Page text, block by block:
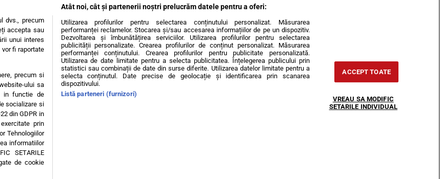
, sună la 0741226226 sau trimite mail la pont@cancan.ro
Știri interne Știri externe Politică
Diete Insula Iubirii Dictionar de vise LIFE STYLE Horoscop
Politica de confidențialitate
dvs., precum
accepta sau
unui interes
fi raportate
precum si
ului sa
in functie de
socializare si
din GDPR in
prin
Tehnologiilor
informatiilor
SETARILE
de cookie
Atât noi, cât și partenerii noștri prelucrăm datele pentru a oferi:
Utilizarea profilurilor pentru selectarea conținutului personalizat. Măsurarea
performanței reclamelor. Stocarea și/sau accesarea informațiilor de pe un dispozitiv.
Dezvoltarea și îmbunătățirea serviciilor. Utilizarea profilurilor pentru selectarea
publicității personalizate. Crearea profilurilor de conținut personalizat. Măsurarea
performanței conținutului. Crearea profilurilor pentru publicitate personalizată.
Utilizarea de date limitate pentru a selecta publicitatea. Înțelegerea publicului prin
statistici sau combinații de date din surse diferite. Utilizarea datelor limitate pentru a
selecta conținutul. Date precise de geolocație și identificarea prin scanarea
dispozitivului.
Listă parteneri (furnizori)
ACCEPT TOATE
VREAU SA MODIFIC
SETARILE INDIVIDUAL